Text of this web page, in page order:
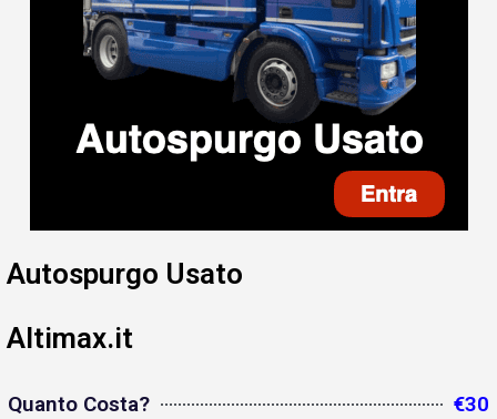
Autospurgo Usato
Altimax.it
Quanto Costa? €30